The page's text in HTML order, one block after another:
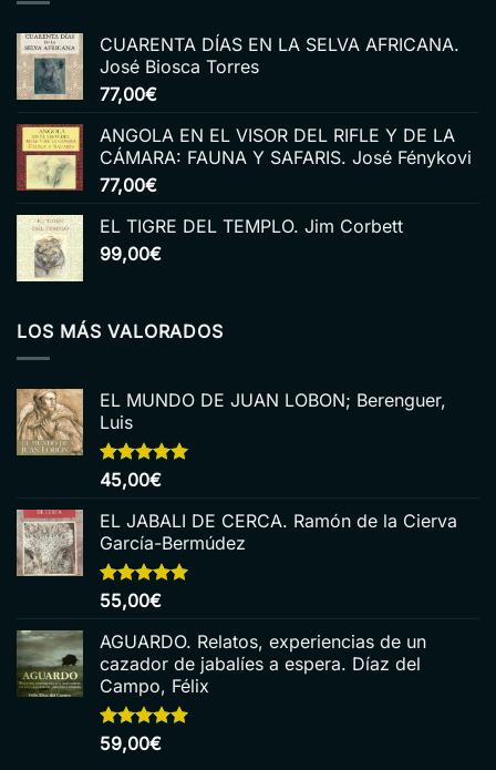
CUARENTA DÍAS EN LA SELVA AFRICANA.
José Biosca Torres
77,00€
ANGOLA EN EL VISOR DEL RIFLE Y DE LA
CÁMARA: FAUNA Y SAFARIS. José Fénykovi
77,00€
EL TIGRE DEL TEMPLO. Jim Corbett
99,00€
LOS MÁS VALORADOS
EL MUNDO DE JUAN LOBON; Berenguer,
Luis
Valorado
con
de 5
45,00€
EL JABALI DE CERCA. Ramón de la Cierva
García-Bermúdez
Valorado
con
de 5
55,00€
AGUARDO. Relatos, experiencias de un
cazador de jabalíes a espera. Díaz del
Campo, Félix
Valorado
con
59,00€